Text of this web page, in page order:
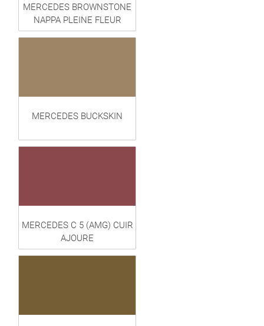
MERCEDES BROWNSTONE
NAPPA PLEINE FLEUR
MERCEDES BUCKSKIN
MERCEDES C 5 (AMG) CUIR
AJOURE